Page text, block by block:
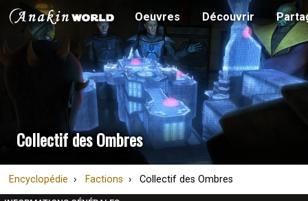
Oeuvres Découvrir
Collectif des Ombres
Encyclopédie Factions Collectif des Ombres